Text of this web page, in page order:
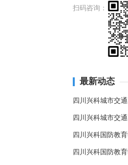
扫码咨询：
最新动态
四川兴科城市交
四川兴科城市交
四川兴科国防教
四川兴科国防教